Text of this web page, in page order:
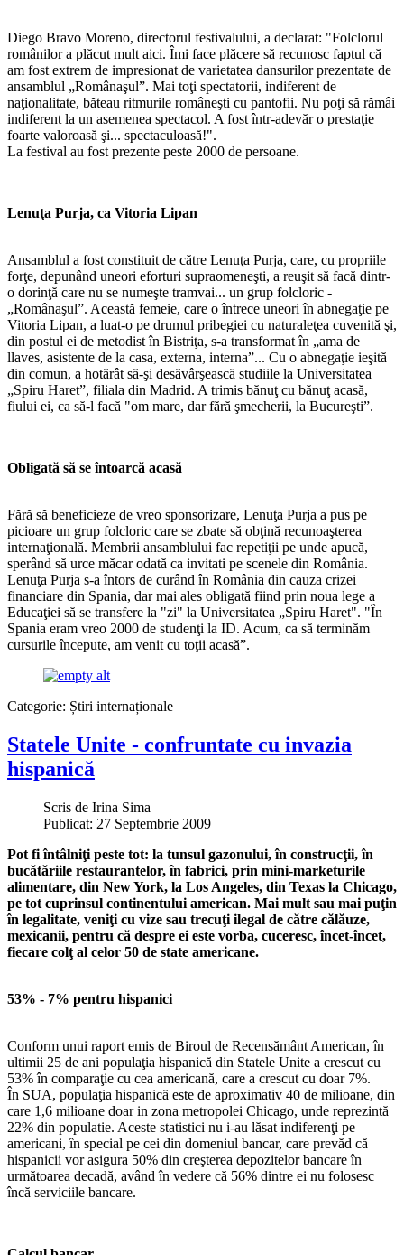
Diego Bravo Moreno, directorul festivalului, a declarat: "Folclorul
românilor a plăcut mult aici. Îmi face plăcere să recunosc faptul că
am fost extrem de impresionat de varietatea dansurilor prezentate de
ansamblul „Românaşul”. Mai toţi spectatorii, indiferent de
naţionalitate, băteau ritmurile româneşti cu pantofii. Nu poţi să rămâi
indiferent la un asemenea spectacol. A fost într-adevăr o prestaţie
foarte valoroasă şi... spectaculoasă!".
La festival au fost prezente peste 2000 de persoane.
Lenuţa Purja, ca Vitoria Lipan
Ansamblul a fost constituit de către Lenuţa Purja, care, cu propriile
forţe, depunând uneori eforturi supraomeneşti, a reuşit să facă dintr-
o dorinţă care nu se numeşte tramvai... un grup folcloric -
„Românaşul”. Această femeie, care o întrece uneori în abnegaţie pe
Vitoria Lipan, a luat-o pe drumul pribegiei cu naturaleţea cuvenită şi,
din postul ei de metodist în Bistriţa, s-a transformat în „ama de
llaves, asistente de la casa, externa, interna”... Cu o abnegaţie ieşită
din comun, a hotărât să-şi desăvârşească studiile la Universitatea
„Spiru Haret”, filiala din Madrid. A trimis bănuţ cu bănuţ acasă,
fiului ei, ca să-l facă "om mare, dar fără şmecherii, la Bucureşti”.
Obligată să se întoarcă acasă
Fără să beneficieze de vreo sponsorizare, Lenuţa Purja a pus pe
picioare un grup folcloric care se zbate să obţină recunoaşterea
internaţională. Membrii ansamblului fac repetiţii pe unde apucă,
sperând să urce măcar odată ca invitati pe scenele din România.
Lenuţa Purja s-a întors de curând în România din cauza crizei
financiare din Spania, dar mai ales obligată fiind prin noua lege a
Educaţiei să se transfere la "zi" la Universitatea „Spiru Haret". "În
Spania eram vreo 2000 de studenţi la ID. Acum, ca să terminăm
cursurile începute, am venit cu toţii acasă”.
Categorie: Știri internaționale
Statele Unite - confruntate cu invazia
hispanică
Scris de Irina Sima
Publicat: 27 Septembrie 2009
Pot fi întâlniţi peste tot: la tunsul gazonului, în construcţii, în
bucătăriile restaurantelor, în fabrici, prin mini-marketurile
alimentare, din New York, la Los Angeles, din Texas la Chicago,
pe tot cuprinsul continentului american. Mai mult sau mai puţin
în legalitate, veniţi cu vize sau trecuţi ilegal de către călăuze,
mexicanii, pentru că despre ei este vorba, cuceresc, încet-încet,
fiecare colţ al celor 50 de state americane.
53% - 7% pentru hispanici
Conform unui raport emis de Biroul de Recensământ American, în
ultimii 25 de ani populaţia hispanică din Statele Unite a crescut cu
53% în comparaţie cu cea americană, care a crescut cu doar 7%.
În SUA, populaţia hispanică este de aproximativ 40 de milioane, din
care 1,6 milioane doar in zona metropolei Chicago, unde reprezintă
22% din populatie. Aceste statistici nu i-au lăsat indiferenţi pe
americani, în special pe cei din domeniul bancar, care prevăd că
hispanicii vor asigura 50% din creşterea depozitelor bancare în
următoarea decadă, având în vedere că 56% dintre ei nu folosesc
încă serviciile bancare.